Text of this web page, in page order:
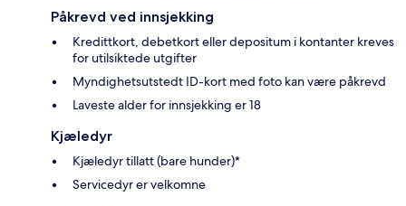
Påkrevd ved innsjekking
Kredittkort, debetkort eller depositum i kontanter kreves
for utilsiktede utgifter
Myndighetsutstedt ID-kort med foto kan være påkrevd
Laveste alder for innsjekking er 18
Kjæledyr
Kjæledyr tillatt (bare hunder)*
Servicedyr er velkomne